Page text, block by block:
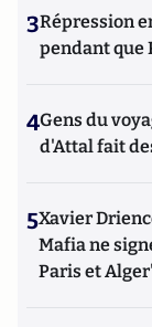
3Répression
pendant que
4Gens du
d'Attal fait
5Xavier
Mafia ne
Paris et